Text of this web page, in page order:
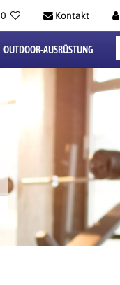
0 Kontakt
OUTDOOR-AUSRÜSTUNG